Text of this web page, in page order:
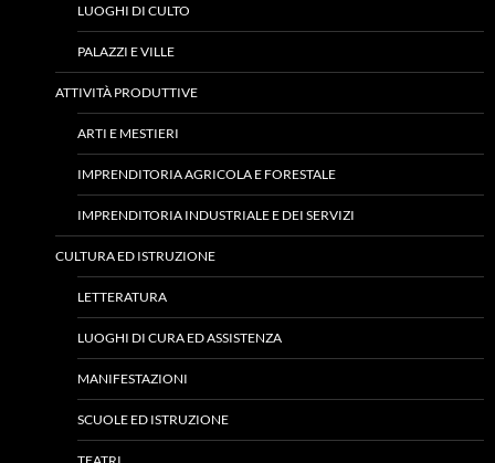
LUOGHI DI CULTO
PALAZZI E VILLE
ATTIVITÀ PRODUTTIVE
ARTI E MESTIERI
IMPRENDITORIA AGRICOLA E FORESTALE
IMPRENDITORIA INDUSTRIALE E DEI SERVIZI
CULTURA ED ISTRUZIONE
LETTERATURA
LUOGHI DI CURA ED ASSISTENZA
MANIFESTAZIONI
SCUOLE ED ISTRUZIONE